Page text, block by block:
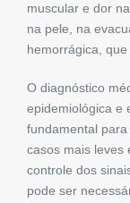
muscular e dor
na pele, na
hemorrágica,
O diagnóstico
epidemiológica e
fundamental
casos mais leves
controle dos
pode ser